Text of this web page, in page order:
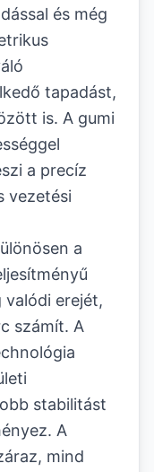
és még
tapadást,
is. A gumi
a precíz
vezetési
a
erejét,
számít. A
stabilitást
A
mind